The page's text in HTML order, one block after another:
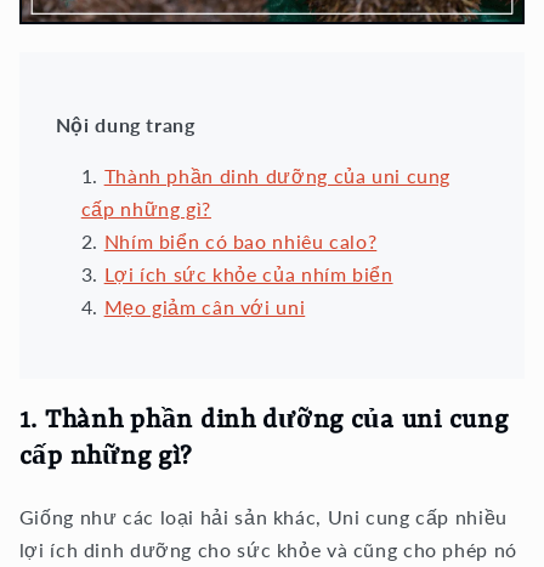
Nội dung trang
Thành phần dinh dưỡng của uni cung
cấp những gì?
Nhím biển có bao nhiêu calo?
Lợi ích sức khỏe của nhím biển
Mẹo giảm cân với uni
1. Thành phần dinh dưỡng của uni cung
cấp những gì?
Giống như các loại hải sản khác, Uni cung cấp nhiều
lợi ích dinh dưỡng cho sức khỏe và cũng cho phép nó